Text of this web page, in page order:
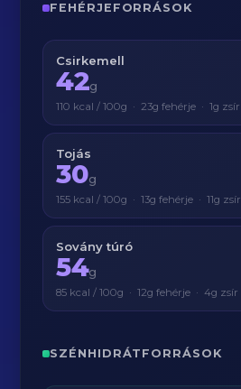
FEHÉRJEFORRÁSOK
Csirkemell
42g
110 kcal / 100g · 23g fehérje · 1g zsír
Tojás
30g
155 kcal / 100g · 13g fehérje · 11g zsír
Sovány túró
54g
85 kcal / 100g · 12g fehérje · 4g zsír
SZÉNHIDRÁTFORRÁSOK